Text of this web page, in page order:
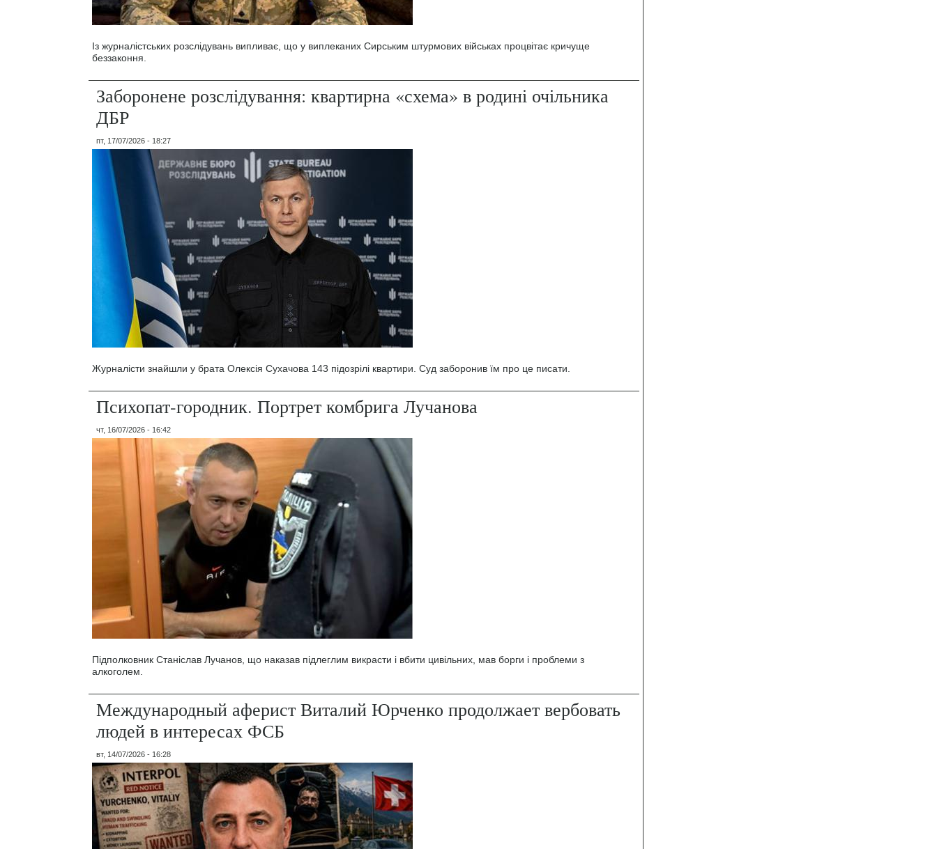
Із журналістських розслідувань випливає, що у виплеканих Сирським штурмових військах процвітає кричуще
беззаконня.
Заборонене розслідування: квартирна «схема» в родині очільника
ДБР
пт, 17/07/2026 - 18:27
Журналісти знайшли у брата Олексія Сухачова 143 підозрілі квартири. Суд заборонив їм про це писати.
Психопат-городник. Портрет комбрига Лучанова
чт, 16/07/2026 - 16:42
Підполковник Станіслав Лучанов, що наказав підлеглим викрасти і вбити цивільних, мав борги і проблеми з
алкоголем.
Международный аферист Виталий Юрченко продолжает вербовать
людей в интересах ФСБ
вт, 14/07/2026 - 16:28